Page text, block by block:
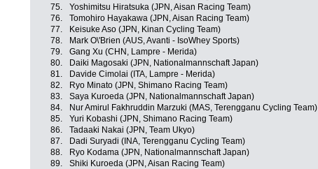
75.
Yoshimitsu Hiratsuka (JPN, Aisan Racing Team)
76.
Tomohiro Hayakawa (JPN, Aisan Racing Team)
77.
Keisuke Aso (JPN, Kinan Cycling Team)
78.
Mark O\'Brien (AUS, Avanti - IsoWhey Sports)
79.
Gang Xu (CHN, Lampre - Merida)
80.
Daiki Magosaki (JPN, Nationalmannschaft Japan)
81.
Davide Cimolai (ITA, Lampre - Merida)
82.
Ryo Minato (JPN, Shimano Racing Team)
83.
Saya Kuroeda (JPN, Nationalmannschaft Japan)
84.
Nur Amirul Fakhruddin Marzuki (MAS, Terengganu Cycling Team)
85.
Yuri Kobashi (JPN, Shimano Racing Team)
86.
Tadaaki Nakai (JPN, Team Ukyo)
87.
Dadi Suryadi (INA, Terengganu Cycling Team)
88.
Ryo Kodama (JPN, Nationalmannschaft Japan)
89.
Shiki Kuroeda (JPN, Aisan Racing Team)